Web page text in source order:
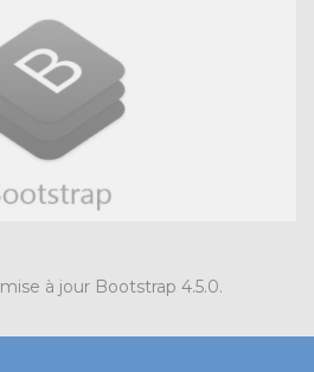
mise à jour Bootstrap 4.5.0.